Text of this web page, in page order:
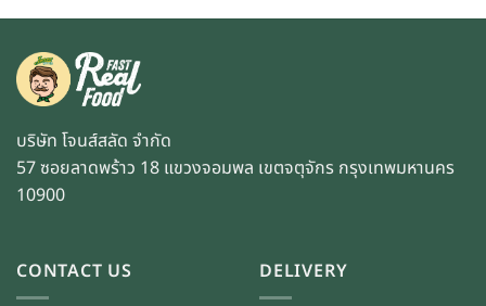
บริษัท โจนส์สลัด จำกัด
57 ซอยลาดพร้าว 18 แขวงจอมพล เขตจตุจักร กรุงเทพมหานคร
10900
CONTACT US DELIVERY